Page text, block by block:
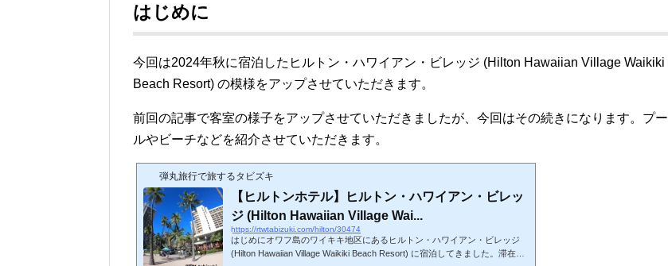
はじめに
今回は2024年秋に宿泊したヒルトン・ハワイアン・ビレッジ (Hilton Hawaiian Village Waikiki
Beach Resort) の模様をアップさせていただきます。
前回の記事で客室の様子をアップさせていただきましたが、今回はその続きになります。プー
ルやビーチなどを紹介させていただきます。
弾丸旅行で旅するタビズキ
【ヒルトンホテル】ヒルトン・ハワイアン・ビレッ
ジ (Hilton Hawaiian Village Wai...
https://rtwtabizuki.com/hilton/30474
はじめにオワフ島のワイキキ地区にあるヒルトン・ハワイアン・ビレッジ
(Hilton Hawaiian Village Waikiki Beach Resort) に宿泊してきました。滞在の